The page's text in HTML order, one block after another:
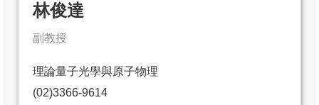
林俊達
副教授
理論量子光學與原子物理
(02)3366-9614